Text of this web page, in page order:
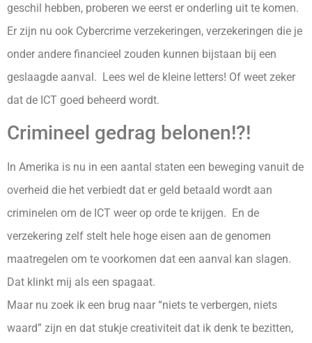
geschil hebben, proberen we eerst er onderling uit te komen.
Er zijn nu ook Cybercrime verzekeringen, verzekeringen die je
onder andere financieel zouden kunnen bijstaan bij een
geslaagde aanval. Lees wel de kleine letters! Of weet zeker
dat de ICT goed beheerd wordt.
Crimineel gedrag belonen!?!
In Amerika is nu in een aantal staten een beweging vanuit de
overheid die het verbiedt dat er geld betaald wordt aan
criminelen om de ICT weer op orde te krijgen. En de
verzekering zelf stelt hele hoge eisen aan de genomen
maatregelen om te voorkomen dat een aanval kan slagen.
Dat klinkt mij als een spagaat.
Maar nu zoek ik een brug naar “niets te verbergen, niets
waard” zijn en dat stukje creativiteit dat ik denk te bezitten,